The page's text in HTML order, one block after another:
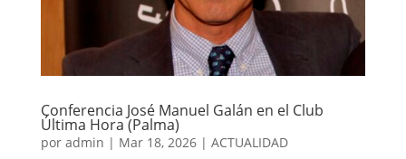
Conferencia José Manuel Galán en el Club
Última Hora (Palma)
por admin | Mar 18, 2026| ACTUALIDAD